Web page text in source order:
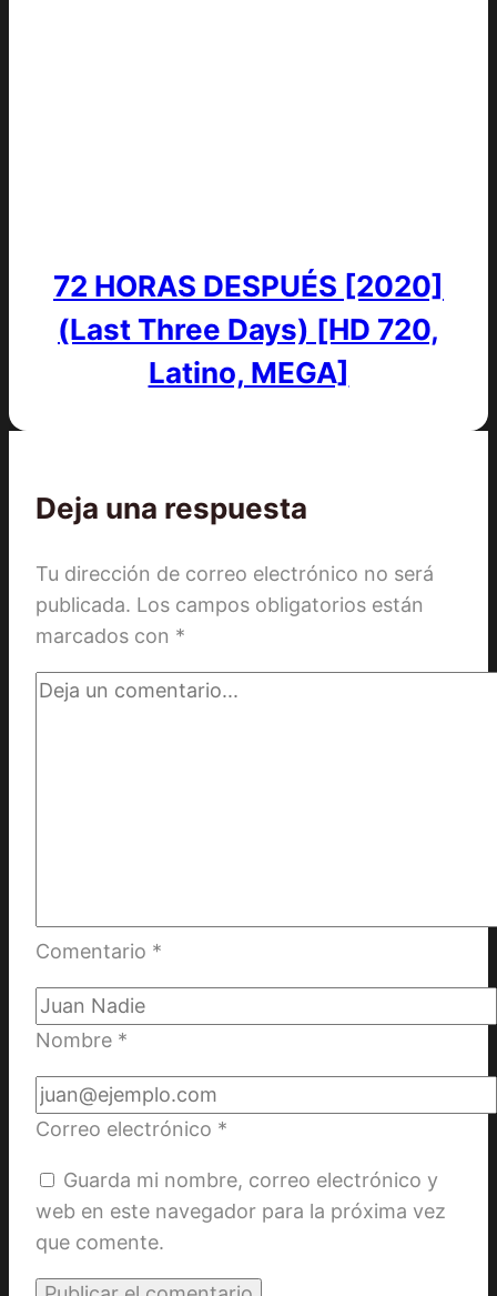
72 HORAS DESPUÉS [2020]
(Last Three Days) [HD 720,
Latino, MEGA]
Deja una respuesta
Tu dirección de correo electrónico no será
publicada. Los campos obligatorios están
marcados con *
Comentario *
Nombre *
Correo electrónico *
Guarda mi nombre, correo electrónico y
web en este navegador para la próxima vez
que comente.